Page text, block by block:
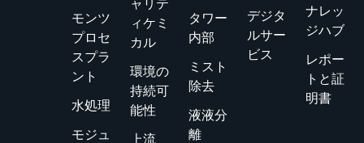
モンツ
プロセ
スプラ
ント
水処理
モジュ
ィケミ
カル
環境の
持続可
能性
タワー
内部
ミスト
除去
液液分
離
デジタ
ルサー
ビス
ナレッ
ジハブ
レポー
トと証
明書